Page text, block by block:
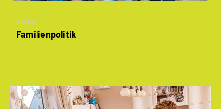
Artikel
Familienpolitik